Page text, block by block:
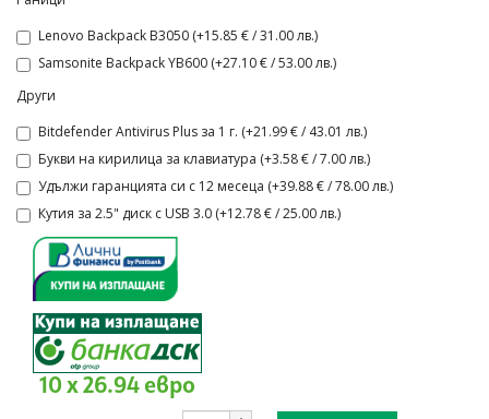
Lenovo Backpack B3050 (+15.85 € / 31.00 лв.)
Samsonite Backpack YB600 (+27.10 € / 53.00 лв.)
Други
Bitdefender Antivirus Plus за 1 г. (+21.99 € / 43.01 лв.)
Букви на кирилица за клавиатура (+3.58 € / 7.00 лв.)
Удължи гаранцията си с 12 месеца (+39.88 € / 78.00 лв.)
Кутия за 2.5" диск с USB 3.0 (+12.78 € / 25.00 лв.)
10 x 26.94 евро